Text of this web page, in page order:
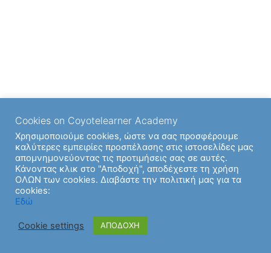
Cookies on Coyotelearner Academy
Χρησιμοποιούμε cookies, ώστε να σας προσφέρουμε
καλύτερες εμπειρίες προσπέλασης στις ιστοσελίδες μας
απομνημονεύοντας τις προτιμήσεις σας σε αυτές.
Κάνοντας κλικ στο "Αποδοχή", αποδέχεστε τη χρήση
ΟΛΩΝ των cookies. Διαβάστε την πολιτική μας για τα
cookies:
Εδώ
Cookie settings ΑΠΟΔΟΧΗ